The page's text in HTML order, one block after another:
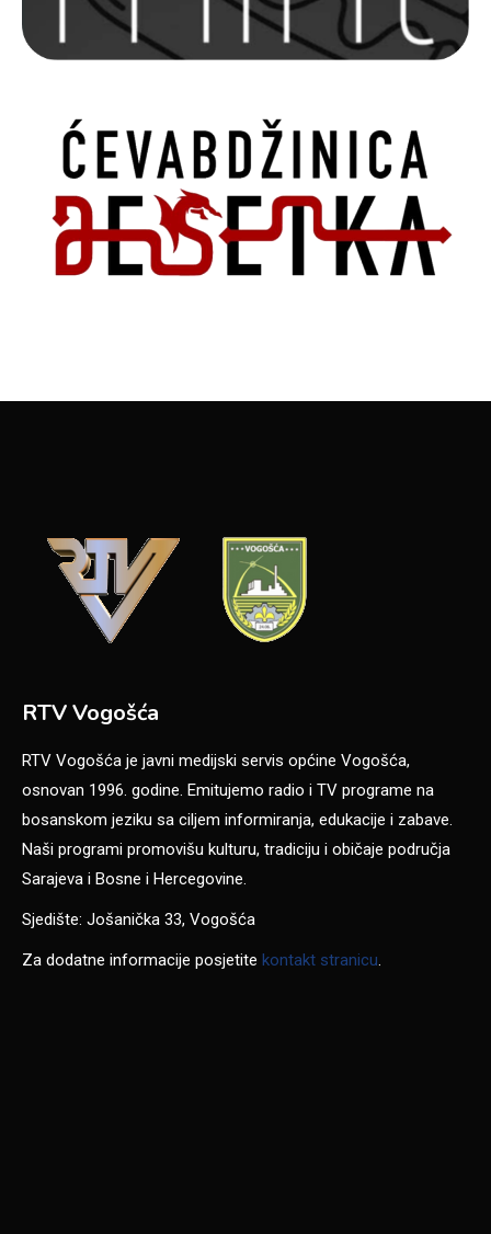
RTV Vogošća
RTV Vogošća je javni medijski servis općine Vogošća,
osnovan 1996. godine. Emitujemo radio i TV programe na
bosanskom jeziku sa ciljem informiranja, edukacije i zabave.
Naši programi promovišu kulturu, tradiciju i običaje područja
Sarajeva i Bosne i Hercegovine.
Sjedište: Jošanička 33, Vogošća
Za dodatne informacije posjetite kontakt stranicu.